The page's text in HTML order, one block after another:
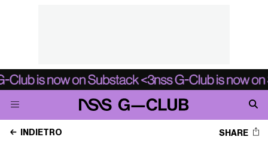
INDIETRO SHARE